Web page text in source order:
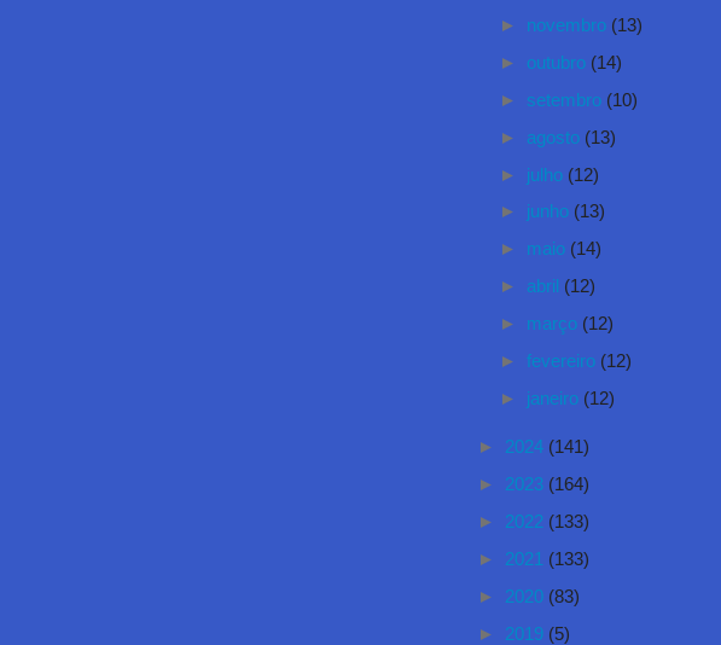
► novembro (13)
► outubro (14)
► setembro (10)
► agosto (13)
► julho (12)
► junho (13)
► maio (14)
► abril (12)
► março (12)
► fevereiro (12)
► janeiro (12)
► 2024 (141)
► 2023 (164)
► 2022 (133)
► 2021 (133)
► 2020 (83)
► 2019 (5)